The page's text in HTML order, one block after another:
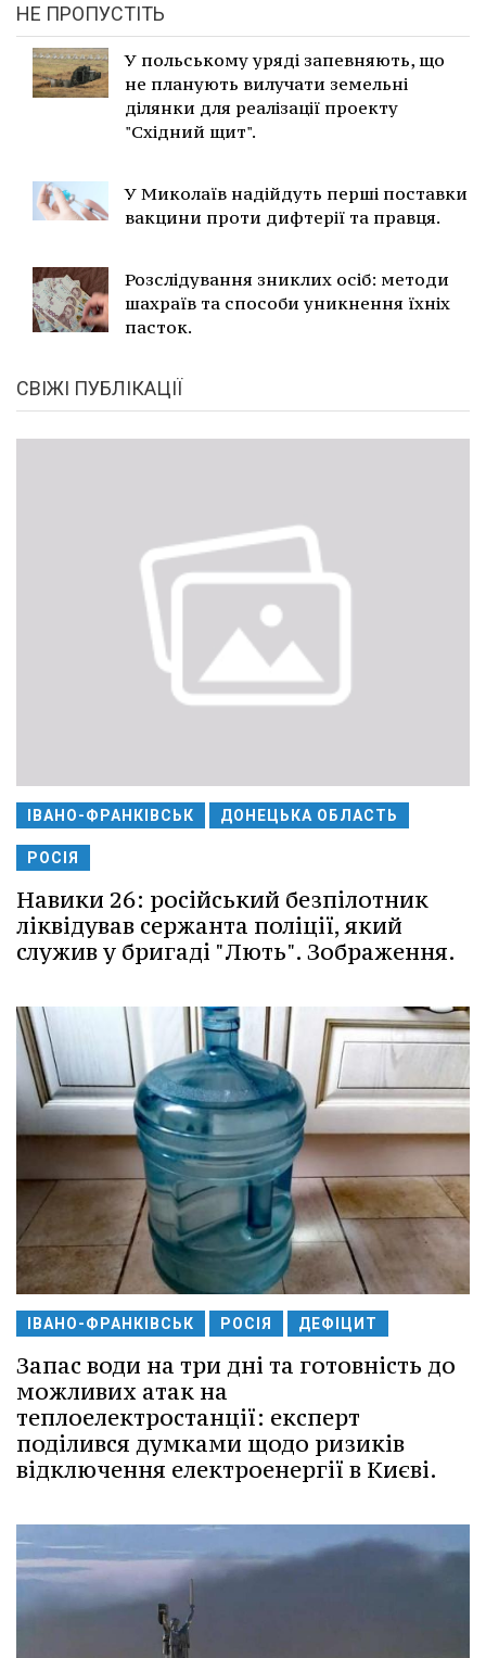
НЕ ПРОПУСТІТЬ
У польському уряді запевняють, що
не планують вилучати земельні
ділянки для реалізації проекту
"Східний щит".
У Миколаїв надійдуть перші поставки
вакцини проти дифтерії та правця.
Розслідування зниклих осіб: методи
шахраїв та способи уникнення їхніх
пасток.
СВІЖІ ПУБЛІКАЦІЇ
ІВАНО-ФРАНКІВСЬК ДОНЕЦЬКА ОБЛАСТЬ
РОСІЯ
Навики 26: російський безпілотник
ліквідував сержанта поліції, який
служив у бригаді "Лють". Зображення.
ІВАНО-ФРАНКІВСЬК РОСІЯ ДЕФІЦИТ
Запас води на три дні та готовність до
можливих атак на
теплоелектростанції: експерт
поділився думками щодо ризиків
відключення електроенергії в Києві.